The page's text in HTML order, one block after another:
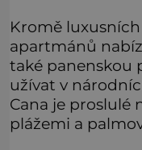
Kromě
apartmánů
také panenskou
užívat v
Cana je proslulé
plážemi a